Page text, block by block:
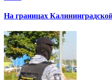
На границах